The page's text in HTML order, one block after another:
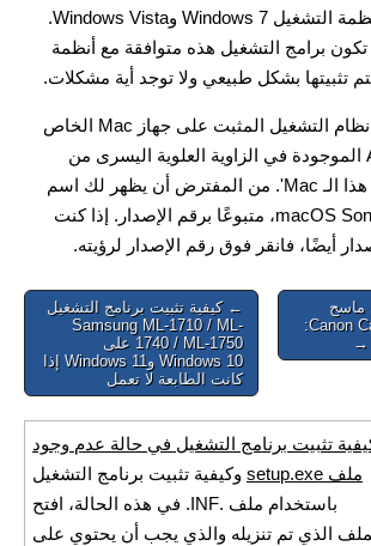
التشغيل القديمة لأنظمة التشغيل Windows 7 وWindows Vista.
برامج التشغيل هذه متوافقة مع أنظمة
تثبيتها بشكل طبيعي ولا توجد أية مشكلات.
كيفية معرفة إصدار نظام التشغيل المثبت على جهاز Mac الخاص
بك. من قائمة Apple الموجودة في الزاوية العلوية اليسرى من
شاشتك، حدد 'حول هذا الـ Mac'. من المفترض أن يظهر لك اسم
macOS، مثل macOS Sonoma، متبوعًا برقم الإصدار. إذا كنت
أيضًا، فانقر فوق رقم الإصدار لرؤيته.
← كيفية تثبيت برنامج التشغيل
Samsung ML-1710 / ML-
1740 / ML-1750 على
Windows 10 وWindows 11 إذا
كانت الطابعة لا تعمل
في ماسح
Canon CanoScan LiDE 110:
→
تثبيت برنامج التشغيل في حالة عدم وجود
ملف setup.exe
وكيفية تثبيت برنامج التشغيل
باستخدام ملف .INF. في هذه الحالة، افتح
الذي تم تنزيله والذي يجب أن يحتوي على